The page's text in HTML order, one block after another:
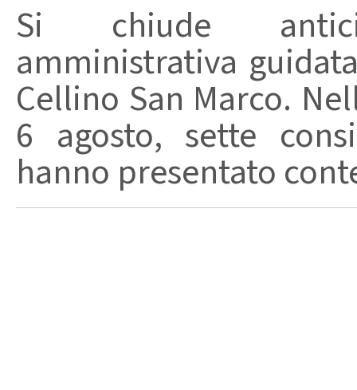
Si chiude
amministrativa
Cellino San Marco.
6 agosto, sette
hanno presentato